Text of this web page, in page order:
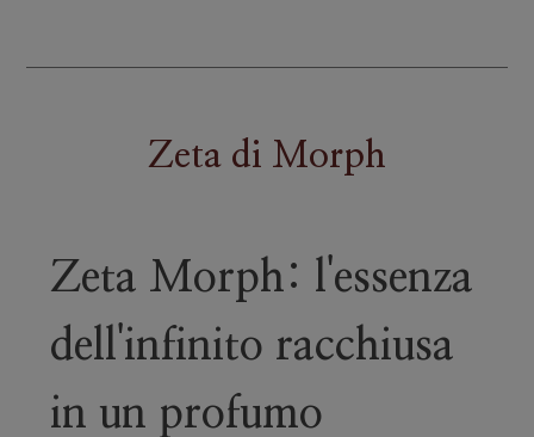
Zeta di Morph
Zeta Morph: l'essenza
dell'infinito racchiusa
in un profumo